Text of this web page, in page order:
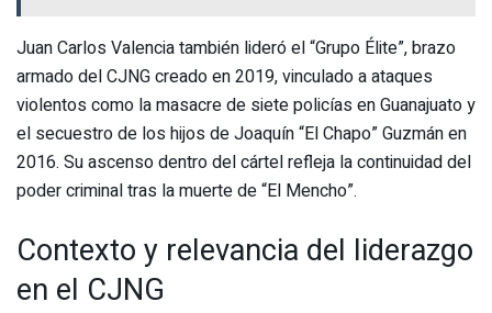
Juan Carlos Valencia también lideró el “Grupo Élite”, brazo
armado del CJNG creado en 2019, vinculado a ataques
violentos como la masacre de siete policías en Guanajuato y
el secuestro de los hijos de Joaquín “El Chapo” Guzmán en
2016. Su ascenso dentro del cártel refleja la continuidad del
poder criminal tras la muerte de “El Mencho”.
Contexto y relevancia del liderazgo
en el CJNG